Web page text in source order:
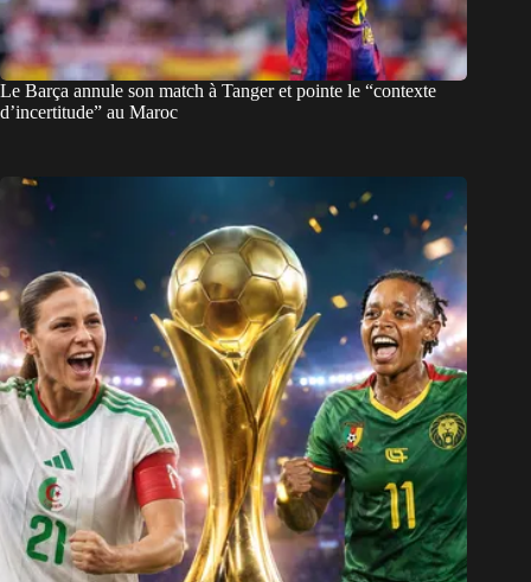
Le Barça annule son match à Tanger et pointe le “contexte
d’incertitude” au Maroc